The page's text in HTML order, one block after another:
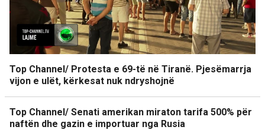
Top Channel/ Protesta e 69-të në Tiranë. Pjesëmarrja
vijon e ulët, kërkesat nuk ndryshojnë
Top Channel/ Senati amerikan miraton tarifa 500% për
naftën dhe gazin e importuar nga Rusia